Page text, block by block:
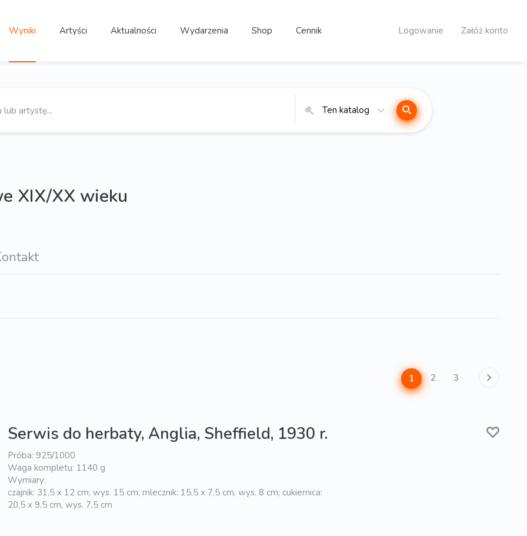
Wyniki Artyści Aktualności Wydarzenia Shop Cennik Logowanie Załóż konto
Ten katalog
XIX/XX wieku
1 2 3
Serwis do herbaty, Anglia, Sheffield, 1930 r.
Próba: 925/1000
Waga kompletu: 1140 g
Wymiary:
czajnik: 31,5 x 12 cm, wys. 15 cm; mlecznik: 15,5 x 7,5 cm, wys. 8 cm; cukiernica:
20,5 x 9,5 cm, wys. 7,5 cm